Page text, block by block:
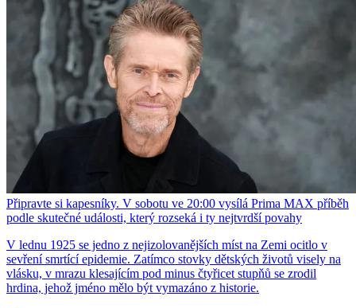
Připravte si kapesníky. V sobotu ve 20:00 vysílá Prima MAX příběh
podle skutečné události, který rozseká i ty nejtvrdší povahy
V lednu 1925 se jedno z nejizolovanějších míst na Zemi ocitlo v
sevření smrtící epidemie. Zatímco stovky dětských životů visely na
vlásku, v mrazu klesajícím pod minus čtyřicet stupňů se zrodil
hrdina, jehož jméno mělo být vymazáno z historie.